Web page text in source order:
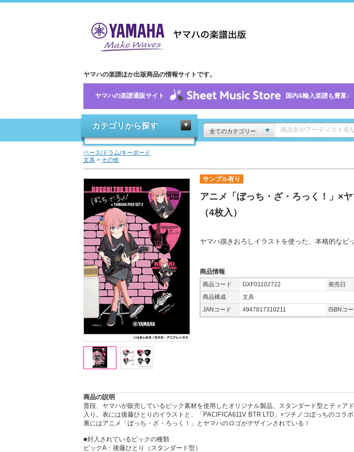
ヤマハの楽譜ほか出版商品の情報サイトです。
ヤマハの楽譜通販サイト 国内&輸入楽譜も豊富♪
カテゴリから探す
全てのカテゴリー
ベース/ドラム/キーボード
文具 > その他
サンプル有り
アニメ「ぼっち・ざ・ろっく！」×
（4枚入）
ヤマハ描きおろしイラストを使った、本格的なピ
商品情報
商品コード GXF01102722 発売日
商品構成
文具
JANコード
4947817310211 ISBNコ
商品の説明
普段、ヤマハが販売しているピック素材を使用したオリジナル製品。スタンダード型とティア
入り。表には後藤ひとりのイラストと、「PACIFICA611V BTR LTD」×ツチノコぼっちのコラ
裏にはアニメ「ぼっち・ざ・ろっく！」とヤマハのロゴがデザインされている！
■封入されているピックの種類
ピックA：後藤ひとり（スタンダード型）